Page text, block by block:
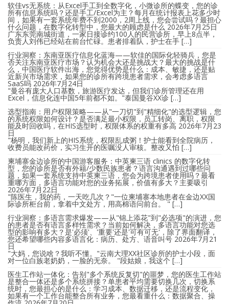
软佳vs无系统：从Excel手工到全数字化，小微诊所的蝶变，您的诊
所有信息系统吗？还是手工/Excel为主？每月在统计报表上花多少时
间，如果有一套系统年费不到2000，2周上线，您会尝试吗？最担心
什么问题，在数字化转型中，您最大的顾虑是什么 2026年7月25日
广东东莞南城街道，一家日接诊约100人的民营诊所，早上8点半，
负责人刘伟已经站在前台忙碌。患者排着队，护士在手 […]
行业洞察：东南亚医疗信息化蓝海——软佳的国际化轻骑兵，您是
否关注东南亚医疗市场？认为机会大还是挑战大？最大的挑战是什
么，中国医疗软件出海，您觉得优势是什么：成本、敏捷，还是贴
近新兴市场需求，如果您的诊所有跨境患者需求，会考虑多语言
SaaS吗 2026年7月24日
"曼谷有庞大人口基数，旅游医疗发达，但我们诊所管理还在用
Excel，信息化连中国5年前都不如。"泰国曼谷XX诊 […]
选型指南：用户权限策略——从"一刀切"到"精细化"的选型逻辑，您
的系统权限如何设计？是否满足最小权限，员工转岗、离职，权限
能及时回收吗，在HIS选型时，权限体系的权重有多高 2026年7月23
日
"杨明，我们新上的HIS系统，权限乱成粥！护士能看到全院病历，
收费员能改药价，实习生开的医嘱没人审核。整改又怕 […]
柬埔寨金边诊所的中国游客服务：中英柬三语 clinics 的数字化转
型，您的诊所是否有外籍/少数民族患者？语言沟通遇到过哪些问
题，如果一套系统支持中英柬三语，您会为跨境患者使用吗？最看
重哪方面，多语言功能对您的业务拓展，价值有多大？主要吸引
2026年7月22日
"陈医生，我的药，一天吃几次？"一位柬埔寨本地患者在金边XX国
际诊所柜台前，拿着中文处方，用高棉语问前台。 " […]
行业洞察：多语言需求爆发——从"锦上添花"到"必选项"的演进，您
的患者是否有语言多样性需求？当前如何解决，多语言功能对您选
型的影响有多大？是'必须'、'重要'还是'可有可无'，除了界面翻译，
您还希望哪些内容多语言化：病历、处方、语音叫号 2026年7月21
日
"大妈，您说啥？我听不懂。"云南大理XX社区诊所的护士小段，面
对一位白族老奶奶，一脸的无奈。 "段姑娘，我这个 […]
医生工作站一体化：告别"多个系统反复切"的噩梦，您的医生工作站
是整合一体还是多个系统拼接？单患者平均需要切换几次，切换系
统时，您最担心的是什么：学习成本、数据迁移，还是流程变化，
如果有一个工作台能整合所有业务，您最看重什么：数据聚合、操